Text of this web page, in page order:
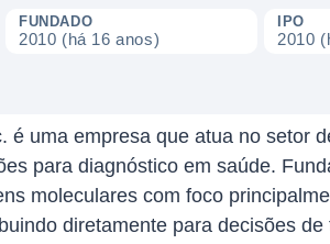
FUNDADO
2010 (há 16 anos)
IPO
2010
é uma empresa que atua no setor
para diagnóstico em saúde.
moleculares com foco
diretamente para decisões